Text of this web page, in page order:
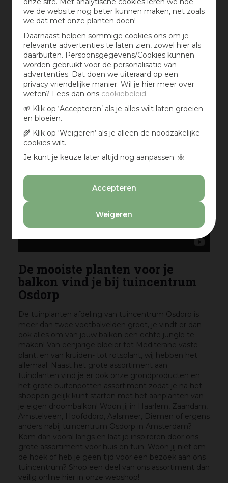
we de website nog beter kunnen maken, net zoals
we dat met onze planten doen!
Daarnaast helpen sommige cookies ons om je
relevante advertenties te laten zien, zowel hier als
daarbuiten. Persoonsgegevens/Cookies kunnen
worden gebruikt voor de personalisatie van
advertenties. Dat doen we uiteraard op een
privacy vriendelijke manier. Wil je hier meer over
weten? Lees dan ons cookiebeleid.
🌱 Klik op ‘Accepteren’ als je alles wilt laten groeien
en bloeien.
🌾 Klik op ‘Weigeren’ als je alleen de noodzakelijke
cookies wilt.
Je kunt je keuze later altijd nog aanpassen. 🌼
Accepteren
Weigeren
Druiven;
Rozen;
Petunia's;
Afrikaantjes;
De ijsbloem;
Geraniums;
Lobelia's;
Lavendel.
Bekijk dit filmpje om te zien hoe je een balkon met
planten op het zuiden tot een succes kunt maken!
De mooiste planten voor je
balkon vind je bij tuincentrum
Osdorp
De tuinplanten afdeling van tuincentrum Osdorp is
meer dan twee voetbalvelden groot, je vindt er dan
ook alles om van jouw balkon een echte jungle te
maken! Van eenjarige bloeier tot Mediterane vaste
plant, en van kruiden- tot rotsplant, wij hebben het
allemaal. Naast het grote assortiment aan
tuinplanten vind je er ook onze grondproducten en
het grote buitenpotten assortiment zodat je na het
shoppen gelijk kunt starten met het aanplanten van
je eigen droombalkon! Woon jij in Haarlem, Zaandam,
Amstelveen, Hoofddorp, Aalsmeer, Diemen of ergens
anders nabij tuincentrum Osdorp in Amsterdam?
Kom dan vooral langs en laat je inspireren door ons
grote assortiment voor huis en tuin. Woon jij niet om
de hoek of heb je geen tijd voor een bezoek aan ons
tuincentrum? Shop een deel van ons assortiment dan
veilig online hier in onze webshop!